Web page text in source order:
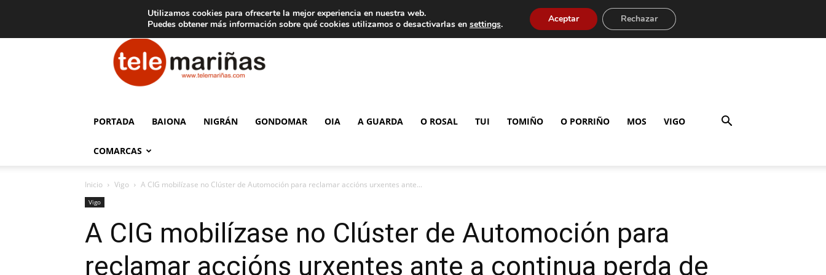
Aviso legal Tarifas de publicidad
Telemariñas
PORTADA BAIONA NIGRÁN GONDOMAR OIA A GUARDA O ROSAL TUI TOMIÑO O PORRIÑO MOS VIGO
COMARCAS
Inicio Vigo A CIG mobilízase no Clúster de Automoción para reclamar accións urxentes ante...
Vigo
A CIG mobilízase no Clúster de Automoción para
reclamar accións urxentes ante a continua perda de
Utilizamos cookies para ofrecerte la mejor experiencia en nuestra web.
Puedes obtener más información sobre qué cookies utilizamos o desactivarlas en settings. Aceptar Rechazar